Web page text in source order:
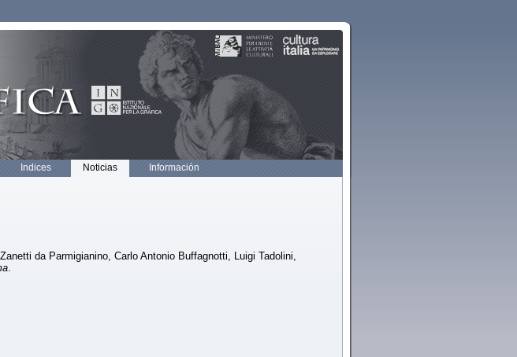
Indices Noticias Información
da Parmigianino, Carlo Antonio Buffagnotti, Luigi Tadolini,
.